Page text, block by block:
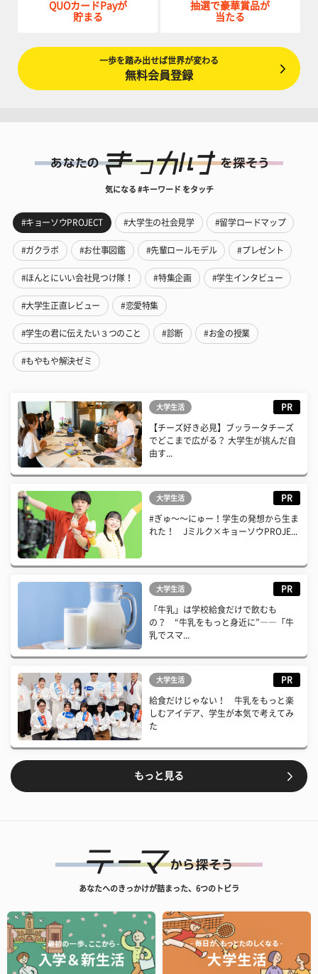
QUOカードPayが
貯まる
抽選で豪華賞品が
当たる
一歩を踏み出せば世界が変わる
無料会員登録
気になる #キーワード をタッチ
#キョーソウPROJECT #大学生の社会見学 #留学ロードマップ
#ガクラボ #お仕事図鑑 #先輩ロールモデル #プレゼント
#ほんとにいい会社見つけ隊！ #特集企画 #学生インタビュー
#大学生正直レビュー #恋愛特集
#学生の君に伝えたい３つのこと #診断 #お金の授業
#もやもや解決ゼミ
大学生活 PR
【チーズ好き必見】ブッラータチーズ
でどこまで広がる？ 大学生が挑んだ自
由す...
大学生活 PR
#ぎゅ〜〜にゅー！学生の発想から生ま
れた！ Jミルク×キョーソウPROJE...
大学生活 PR
「牛乳」は学校給食だけで飲むも
の？ “牛乳をもっと身近に”――「牛
乳でスマ...
大学生活 PR
給食だけじゃない！ 牛乳をもっと楽
しむアイデア、学生が本気で考えてみ
た
もっと見る
あなたへのきっかけが詰まった、6つのトビラ